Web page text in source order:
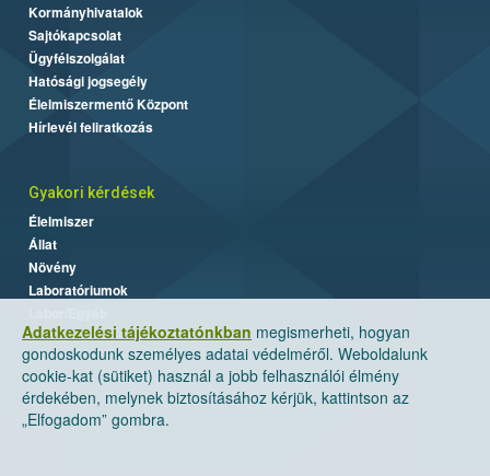
Adatkezelési tájékoztatónkban megismerheti, hogyan
gondoskodunk személyes adatai védelméről. Weboldalunk
cookie-kat (sütiket) használ a jobb felhasználói élmény
érdekében, melynek biztosításához kérjük, kattintson az
„Elfogadom” gombra.
Kormányhivatalok
Sajtókapcsolat
Ügyfélszolgálat
Hatósági jogsegély
Élelmiszermentő Központ
Hírlevél feliratkozás
Gyakori kérdések
Élelmiszer
Állat
Növény
Laboratóriumok